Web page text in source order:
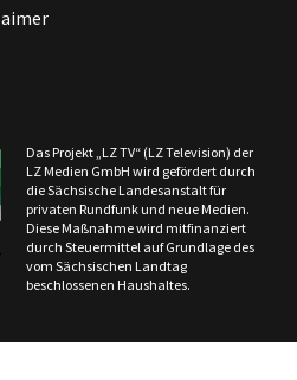
Das Projekt „LZ TV“ (LZ Television) der
LZ Medien GmbH wird gefördert durch
die Sächsische Landesanstalt für
privaten Rundfunk und neue Medien.
Diese Maßnahme wird mitfinanziert
durch Steuermittel auf Grundlage des
vom Sächsischen Landtag
beschlossenen Haushaltes.